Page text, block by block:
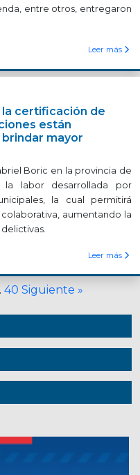
entre otros, entregaron
Leer más
la certificación de
están
mayor
Boric en la provincia de
la labor desarrollada por
la cual permitirá
aumentando la
Leer más
40 Siguiente »